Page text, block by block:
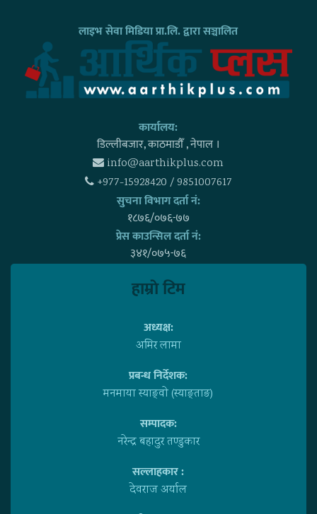
लाइभ सेवा मिडिया प्रा.लि. द्वारा सञ्चालित
कार्यालय:
डिल्लीबजार, काठमाडाैँ , नेपाल ।
info@aarthikplus.com
+977-15928420 / 9851007617
सुचना विभाग दर्ता नं:
१८७६/०७६-७७
प्रेस काउन्सिल दर्ता नं:
३४१/०७५-७६
हाम्राे टिम
अध्यक्ष:
अमिर लामा
प्रबन्ध निर्देशक:
मनमाया स्याङ्वाे (स्याङ्ताङ)
सम्पादक:
नरेन्द्र बहादुर तण्डुकार
सल्लाहकार :
देवराज अर्याल